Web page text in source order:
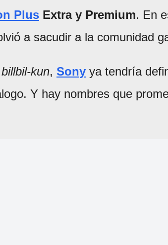
Plus Extra y Premium. En
a sacudir a la comunidad
billbil-kun, Sony ya tendría
Y hay nombres que